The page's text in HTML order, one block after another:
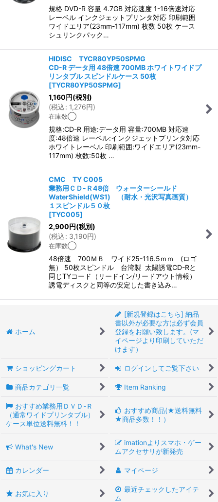
規格 DVD-R 容量 4.7GB 対応速度 1-16倍速対応
レーベル インクジェットプリンタ対応 印刷範囲
ワイドエリア(23mm-117mm) 枚数 50枚 ケース
シュリンクパック…
HIDISC TYCR80YP50SPMG
CD-R データ用 48倍速 700MB ホワイトワイドプ
リンタブル スピンドルケース 50枚
[TYCR80YP50SPMG]
1,160円(税別)
(税込: 1,276円)
在庫数◯
規格:CD-R 用途:データ用 容量:700MB 対応速
度:48倍速 レーベル:インクジェットプリンタ対応
ホワイトレーベル 印刷範囲:ワイドエリア(23mm-
117mm) 枚数:50枚 …
CMC TY C005
業務用ＣＤ-Ｒ48倍 ウォーターシールド
WaterShield(WS1) （耐水・光沢写真画質）
１スピンドル５０枚
[TYC005]
2,900円(税別)
(税込: 3,190円)
在庫数◯
48倍速 700ＭＢ ワイド25-116.5ｍｍ (ロゴ
無） 50枚スピンドル 台湾製 太陽誘電CD-Rと
同じTYコード（リードイン/リードアウト情報）
誘電ディスクと同等の安定した書き込み…
ホーム
[新規登録はこちら] 納品
書以外が必要な方は必ず会員
登録をお願い致します。(マ
イページより印刷していただ
けます）
ショッピングカート ログインしてご覧下さい
商品カテゴリ一覧 Item Ranking
おすすめ業務用ＤＶＤ-Ｒ
（通常ワイドプリンタブル）
ケース単位送料無料！！
おすすめ商品(★送料無料
★商品多数！！）
What's New
imationよりスマホ・ゲー
ムアクセサリが新発売
カレンダー マイページ
お気に入り
最近チェックしたアイテ
ム